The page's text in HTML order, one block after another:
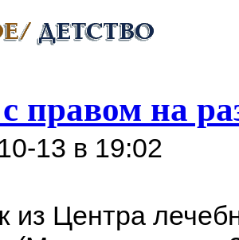
правом на
13 в 19:02
из Центра